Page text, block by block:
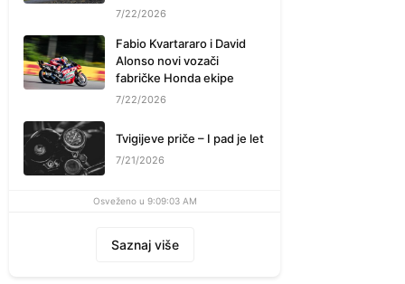
7/22/2026
Fabio Kvartararo i David
Alonso novi vozači
fabričke Honda ekipe
7/22/2026
Tvigijeve priče – I pad je let
7/21/2026
Osveženo u 9:09:03 AM
Saznaj više